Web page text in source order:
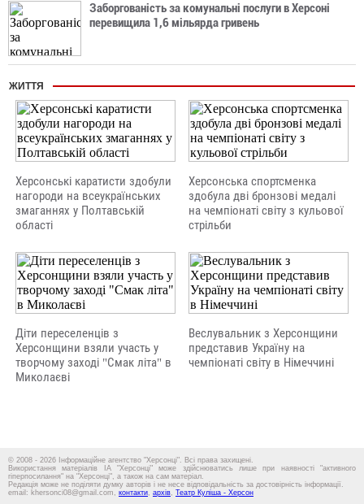
Заборгованість за комунальні послуги в Херсоні
перевищила 1,6 мільярда гривень
ЖИТТЯ
Херсонські каратисти здобули
нагороди на всеукраїнських
змаганнях у Полтавській
області
Херсонська спортсменка
здобула дві бронзові медалі
на чемпіонаті світу з кульової
стрільби
Діти переселенців з
Херсонщини взяли участь у
творчому заході "Смак літа" в
Миколаєві
Веслувальник з Херсонщини
представив Україну на
чемпіонаті світу в Німеччині
© 2008 - 2026 Інформаційне агентство "Херсонці". Всі права захищені.
Використання матеріалів ІА "Херсонці" може здійснюватись лише при наявності "активного
гіперпосилання" на "Херсонці", а також на сам матеріал.
Редакція може не поділяти думку авторів і не несе відповідальність за достовірність інформації.
email: khersonci08@gmail.com, контакти, архів, Театр Куліша - Херсон